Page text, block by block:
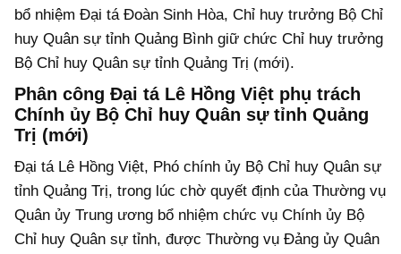
bổ nhiệm Đại tá Đoàn Sinh Hòa, Chỉ huy trưởng Bộ Chỉ
huy Quân sự tỉnh Quảng Bình giữ chức Chỉ huy trưởng
Bộ Chỉ huy Quân sự tỉnh Quảng Trị (mới).
Phân công Đại tá Lê Hồng Việt phụ trách
Chính ủy Bộ Chỉ huy Quân sự tỉnh Quảng
Trị (mới)
Đại tá Lê Hồng Việt, Phó chính ủy Bộ Chỉ huy Quân sự
tỉnh Quảng Trị, trong lúc chờ quyết định của Thường vụ
Quân ủy Trung ương bổ nhiệm chức vụ Chính ủy Bộ
Chỉ huy Quân sự tỉnh, được Thường vụ Đảng ủy Quân